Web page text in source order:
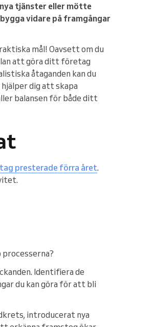
tjänster eller mötte
vidare på framgångar
mål! Oavsett om du
att göra ditt företag
åtaganden kan du
dig att skapa
balansen för både ditt
presterade förra året.
Identifiera de
du kan göra för att bli
introducerat nya